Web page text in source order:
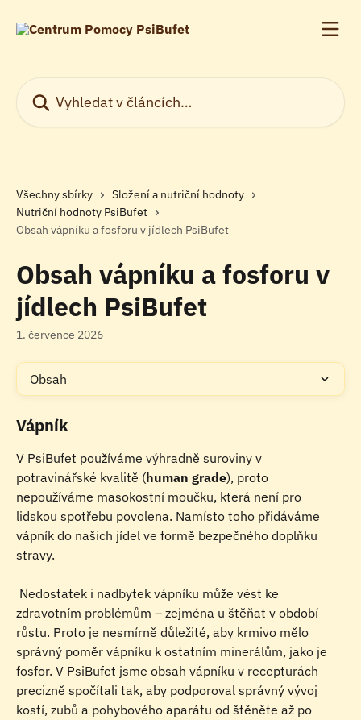
Všechny sbírky
Složení a nutriční hodnoty
Nutriční hodnoty PsiBufet
Obsah vápníku a fosforu v jídlech PsiBufet
Obsah vápníku a fosforu v
jídlech PsiBufet
1. července 2026
Obsah
Vápník
V PsiBufet používáme výhradně suroviny v
potravinářské kvalitě (human grade), proto
nepoužíváme masokostní moučku, která není pro
lidskou spotřebu povolena. Namísto toho přidáváme
vápník do našich jídel ve formě bezpečného doplňku
stravy.
zdravotním problémům – zejména u štěňat v období
růstu. Proto je nesmírně důležité, aby krmivo mělo
správný poměr vápníku k ostatním minerálům, jako je
fosfor. V PsiBufet jsme obsah vápníku v recepturách
precizně spočítali tak, aby podporoval správný vývoj
kostí, zubů a pohybového aparátu od štěněte až po